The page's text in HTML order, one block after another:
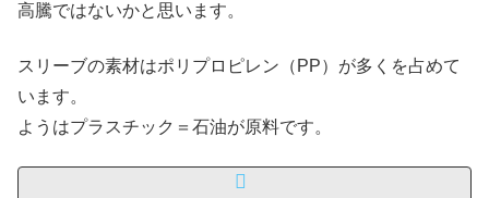
高騰ではないかと思います。
スリーブの素材はポリプロピレン（PP）が多くを占めて
います。
ようはプラスチック＝石油が原料です。